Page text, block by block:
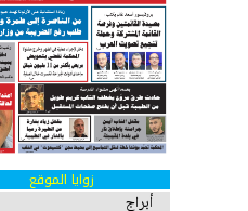
زوايا الموقع
أبراج